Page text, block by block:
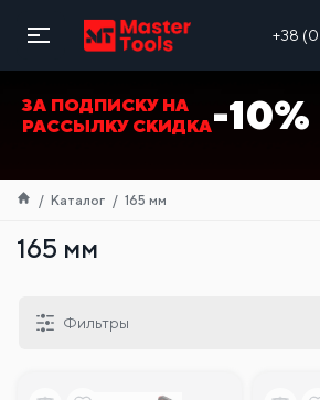
+38
ЗА ПОДПИСКУ НА
РАССЫЛКУ СКИДКА-10%
Каталог 165 мм
165 мм
Фильтры